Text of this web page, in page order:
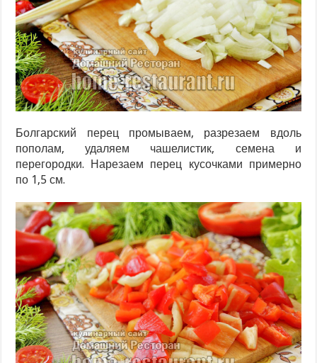
Болгарский перец промываем, разрезаем вдоль
пополам, удаляем чашелистик, семена и
перегородки. Нарезаем перец кусочками примерно
по 1,5 см.